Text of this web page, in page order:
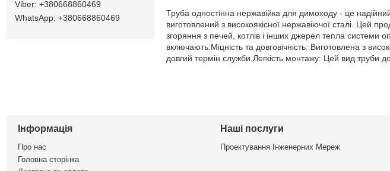
Труба одностінна нержавійка для димоходу - це
виготовлений з високоякісної нержавіючої сталі. Цей
згоряння з печей, котлів і інших джерел тепла системи
включають:Міцність та довговічність: Виготовлена з
довгий термін служби.Легкість монтажу: Цей вид труби
+380668860469
+380668860469
Інформація
Про нас
Головна сторінка
Наші послуги
Проектування Інженерних Мереж